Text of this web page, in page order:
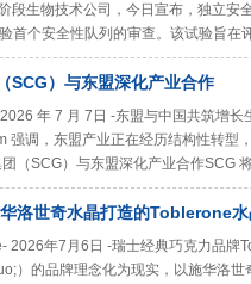
段生物技术公司，今日宣布，独立安
首个安全性队列的审查。该试验旨在
SCG）与东盟深化产业合作
年 7 月 7日 -东盟与中国共筑增长
强调，东盟产业正在经历结构性转型
（SCG）与东盟深化产业合作SCG
洛世奇水晶打造的Toblerone
2026年7月6日 -瑞士经典巧克力品牌
）的品牌理念化为现实，以施华洛